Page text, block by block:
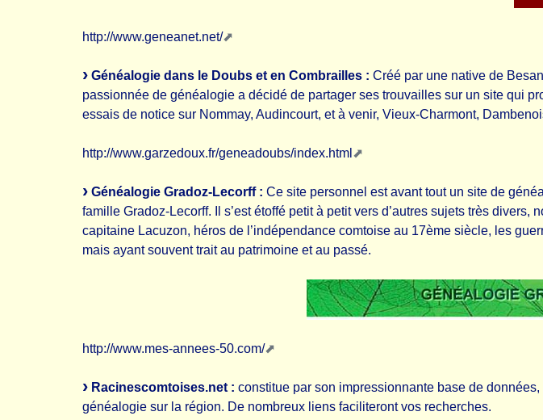
http://www.geneanet.net/
Généalogie dans le Doubs et en Combrailles : Créé par une native de
passionnée de généalogie a décidé de partager ses trouvailles sur un site qui
essais de notice sur Nommay, Audincourt, et à venir, Vieux-Charmont,
http://www.garzedoux.fr/geneadoubs/index.html
Généalogie Gradoz-Lecorff : Ce site personnel est avant tout un site de
famille Gradoz-Lecorff. Il s’est étoffé petit à petit vers d’autres sujets très
capitaine Lacuzon, héros de l’indépendance comtoise au 17ème siècle, les
mais ayant souvent trait au patrimoine et au passé.
http://www.mes-annees-50.com/
Racinescomtoises.net : constitue par son impressionnante base de
généalogie sur la région. De nombreux liens faciliteront vos recherches.